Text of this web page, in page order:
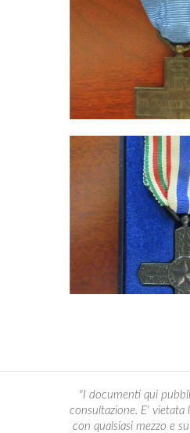
"I documenti qui
consultazione. E' vietata
con qualsiasi mezzo e